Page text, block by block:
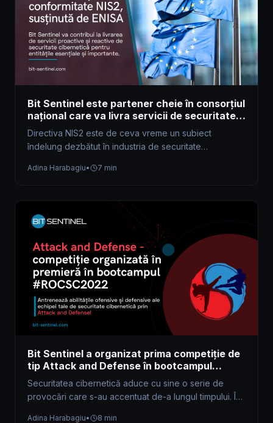
Bit Sentinel este partener cheie în consorțiul
național care va livra servicii de securitate
cibernetică pentru conformitatea cu NIS2,
susținute de ENISA
Directiva NIS2 este de ceva vreme un subiect
îndelung dezbătut în industria de securitate
Adina Harabagiu• 7 min
Bit Sentinel a organizat prima competiție de
tip Attack and Defense în bootcampul
#ROCSC2022
Securitatea cibernetică aduce cu sine o serie de
provocări care s-au accentuat de-a lungul timpului. În
Adina Harabagiu• 8 min